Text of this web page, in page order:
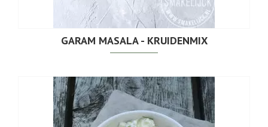
GARAM MASALA - KRUIDENMIX